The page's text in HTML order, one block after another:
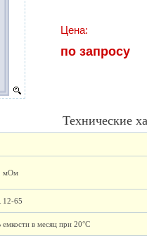
Цена:
по запросу
Технические
мОм
12-65
емкости в месяц при 20°C